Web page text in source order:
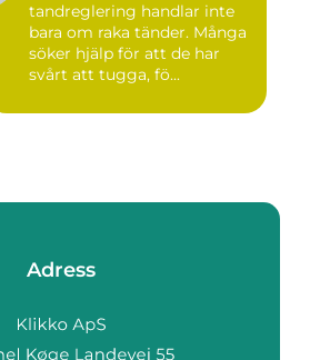
tandreglering handlar inte
bara om raka tänder. Många
söker hjälp för att de har
svårt att tugga, fö...
Adress